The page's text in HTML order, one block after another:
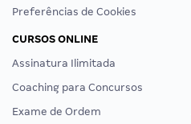
Preferências de Cookies
CURSOS ONLINE
Assinatura Ilimitada
Coaching para Concursos
Exame de Ordem